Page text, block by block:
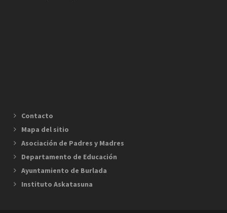
Contacto
Mapa del sitio
Asociación de Padres y Madres
Departamento de Educación
Ayuntamiento de Burlada
Instituto Askatasuna